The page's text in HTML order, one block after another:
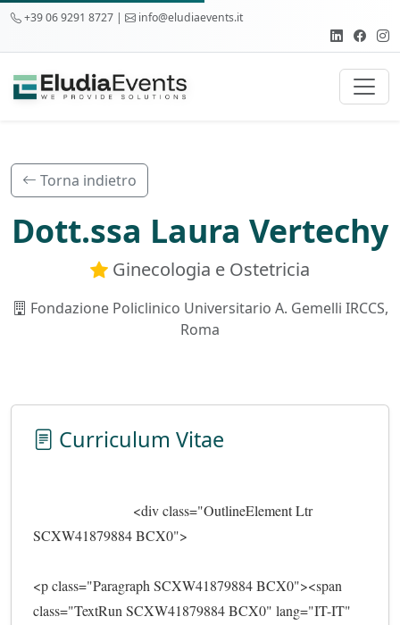
+39 06 9291 8727 | info@eludiaevents.it
Torna indietro
Dott.ssa Laura Vertechy
Ginecologia e Ostetricia
Fondazione Policlinico Universitario A. Gemelli IRCCS,
Roma
Curriculum Vitae
SCXW41879884 BCX0">
<p class="Paragraph SCXW41879884 BCX0"><span
class="TextRun SCXW41879884 BCX0" lang="IT-IT"